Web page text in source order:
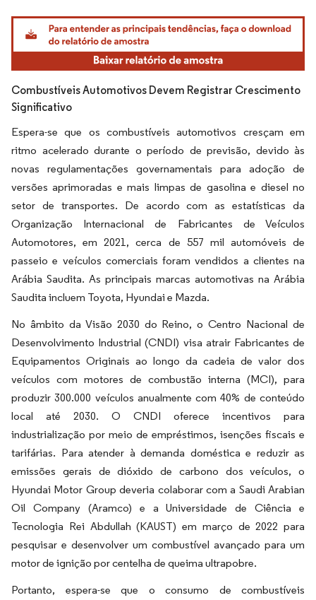
Imagem © Mordor Intelligence. O reuso requer atribuição conforme CC BY 4.0.
Combustíveis Automotivos Devem Registrar Crescimento
Significativo
Espera-se que os combustíveis automotivos cresçam em
ritmo acelerado durante o período de previsão, devido às
novas regulamentações governamentais para adoção de
versões aprimoradas e mais limpas de gasolina e diesel no
setor de transportes. De acordo com as estatísticas da
Organização Internacional de Fabricantes de Veículos
Automotores, em 2021, cerca de 557 mil automóveis de
passeio e veículos comerciais foram vendidos a clientes na
Arábia Saudita. As principais marcas automotivas na Arábia
Saudita incluem Toyota, Hyundai e Mazda.
No âmbito da Visão 2030 do Reino, o Centro Nacional de
Desenvolvimento Industrial (CNDI) visa atrair Fabricantes de
Equipamentos Originais ao longo da cadeia de valor dos
veículos com motores de combustão interna (MCI), para
produzir 300.000 veículos anualmente com 40% de conteúdo
local até 2030. O CNDI oferece incentivos para
industrialização por meio de empréstimos, isenções fiscais e
tarifárias. Para atender à demanda doméstica e reduzir as
emissões gerais de dióxido de carbono dos veículos, o
Hyundai Motor Group deveria colaborar com a Saudi Arabian
Oil Company (Aramco) e a Universidade de Ciência e
Tecnologia Rei Abdullah (KAUST) em março de 2022 para
pesquisar e desenvolver um combustível avançado para um
motor de ignição por centelha de queima ultrapobre.
Portanto, espera-se que o consumo de combustíveis